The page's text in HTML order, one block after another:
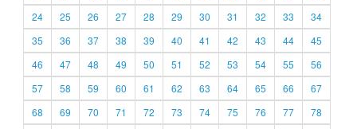
24
25 26 27 28 29 30 31 32 33
34
35
36 37 38 39 40 41 42 43 44
45
46
47 48 49 50 51 52 53 54 55
56
57
58 59 60 61 62 63 64 65 66
67
68
69 70 71 72 73 74 75 76 77
78